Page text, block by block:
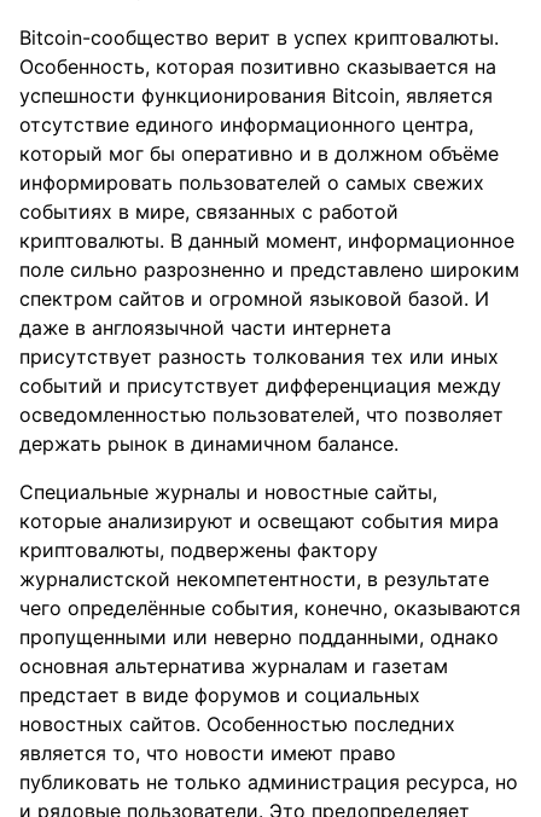
Bitcoin-сообщество верит в успех криптовалюты.
Особенность, которая позитивно сказывается на
успешности функционирования Bitcoin, является
отсутствие единого информационного центра,
который мог бы оперативно и в должном объёме
информировать пользователей о самых свежих
событиях в мире, связанных с работой
криптовалюты. В данный момент, информационное
поле сильно разрозненно и представлено широким
спектром сайтов и огромной языковой базой. И
даже в англоязычной части интернета
присутствует разность толкования тех или иных
событий и присутствует дифференциация между
осведомленностью пользователей, что позволяет
держать рынок в динамичном балансе.
Специальные журналы и новостные сайты,
которые анализируют и освещают события мира
криптовалюты, подвержены фактору
журналистской некомпетентности, в результате
чего определённые события, конечно, оказываются
пропущенными или неверно подданными, однако
основная альтернатива журналам и газетам
предстает в виде форумов и социальных
новостных сайтов. Особенностью последних
является то, что новости имеют право
публиковать не только администрация ресурса, но
и рядовые пользователи. Это предопределяет